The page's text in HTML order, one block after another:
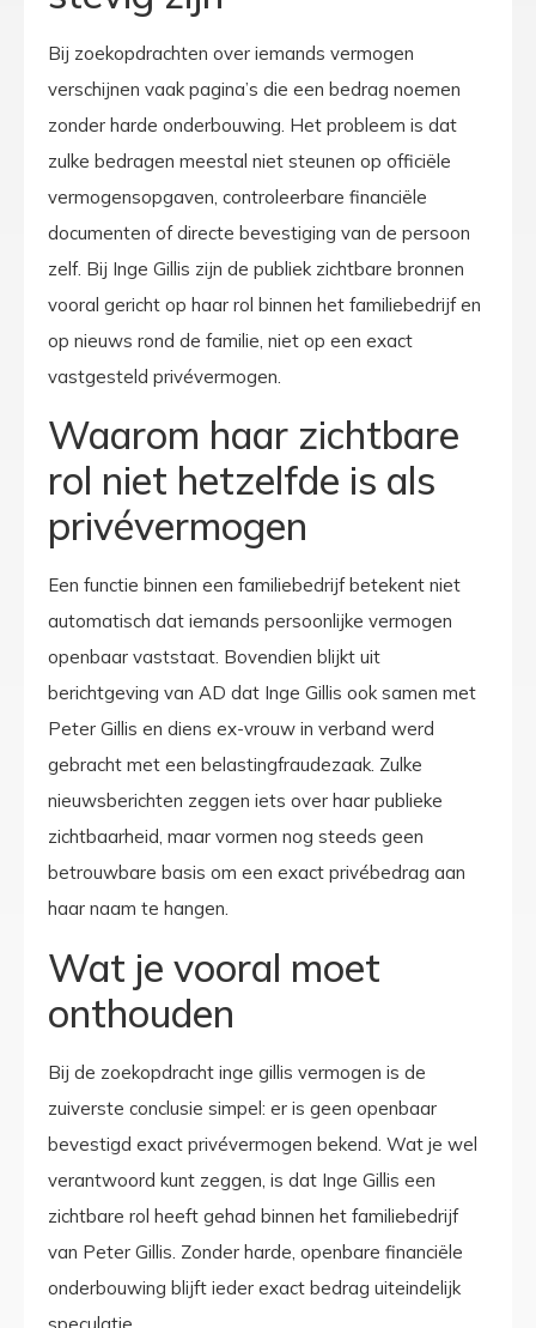
Bij zoekopdrachten over iemands vermogen
verschijnen vaak pagina’s die een bedrag noemen
zonder harde onderbouwing. Het probleem is dat
zulke bedragen meestal niet steunen op officiële
vermogensopgaven, controleerbare financiële
documenten of directe bevestiging van de persoon
zelf. Bij Inge Gillis zijn de publiek zichtbare bronnen
vooral gericht op haar rol binnen het familiebedrijf en
op nieuws rond de familie, niet op een exact
vastgesteld privévermogen.
Waarom haar zichtbare
rol niet hetzelfde is als
privévermogen
Een functie binnen een familiebedrijf betekent niet
automatisch dat iemands persoonlijke vermogen
openbaar vaststaat. Bovendien blijkt uit
berichtgeving van AD dat Inge Gillis ook samen met
Peter Gillis en diens ex-vrouw in verband werd
gebracht met een belastingfraudezaak. Zulke
nieuwsberichten zeggen iets over haar publieke
zichtbaarheid, maar vormen nog steeds geen
betrouwbare basis om een exact privébedrag aan
haar naam te hangen.
Wat je vooral moet
onthouden
Bij de zoekopdracht inge gillis vermogen is de
zuiverste conclusie simpel: er is geen openbaar
bevestigd exact privévermogen bekend. Wat je wel
verantwoord kunt zeggen, is dat Inge Gillis een
zichtbare rol heeft gehad binnen het familiebedrijf
van Peter Gillis. Zonder harde, openbare financiële
onderbouwing blijft ieder exact bedrag uiteindelijk
speculatie.